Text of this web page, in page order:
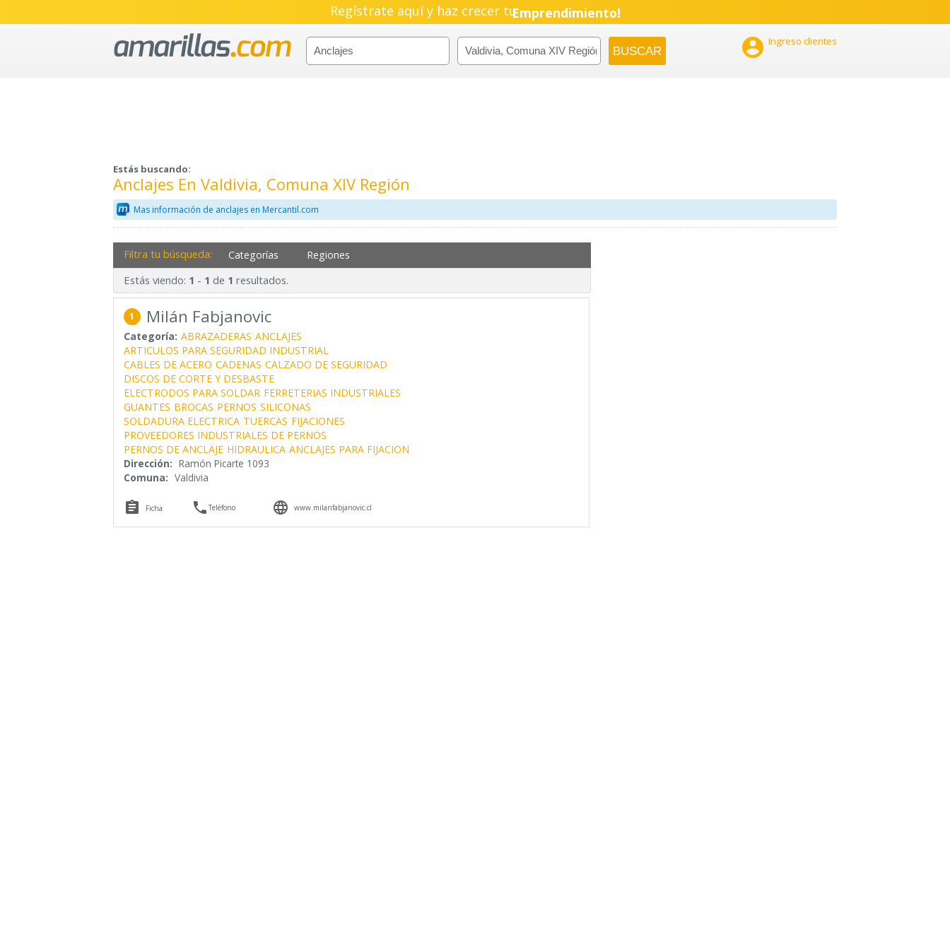
Regístrate aquí y haz crecer tuEmprendimiento!
 Ingreso clientes
Estás buscando:
Anclajes En Valdivia, Comuna XIV Región
Mas información de anclajes en Mercantil.com
Filtra tu búsqueda: Categorías Regiones
Estás viendo: 1 - 1 de 1 resultados.
1 Milán Fabjanovic
Categoría: ABRAZADERAS ANCLAJES
ARTICULOS PARA SEGURIDAD INDUSTRIAL
CABLES DE ACERO CADENAS CALZADO DE SEGURIDAD
DISCOS DE CORTE Y DESBASTE
ELECTRODOS PARA SOLDAR FERRETERIAS INDUSTRIALES
GUANTES BROCAS PERNOS SILICONAS
SOLDADURA ELECTRICA TUERCAS FIJACIONES
PROVEEDORES INDUSTRIALES DE PERNOS
PERNOS DE ANCLAJE HIDRAULICA ANCLAJES PARA FIJACION
Dirección: Ramón Picarte 1093
Comuna: Valdivia
 Ficha Teléfono  www.milanfabjanovic.cl